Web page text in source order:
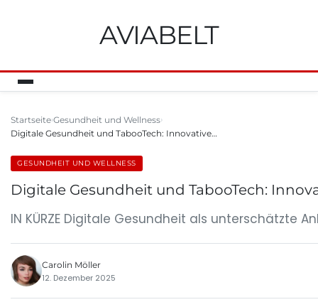
AVIABELT
Startseite Gesundheit und Wellness
Digitale Gesundheit und TabooTech: Innovative…
GESUNDHEIT UND WELLNESS
Digitale Gesundheit und TabooTech:
IN KÜRZE Digitale Gesundheit als unterschätzte
Carolin Möller
12. Dezember 2025